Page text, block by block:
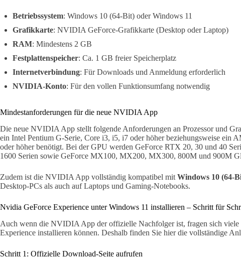
Betriebssystem: Windows 10 (64-Bit) oder Windows 11
Grafikkarte: NVIDIA GeForce-Grafikkarte (Desktop oder Laptop)
RAM: Mindestens 2 GB
Festplattenspeicher: Ca. 1 GB freier Speicherplatz
Internetverbindung: Für Downloads und Anmeldung erforderlich
NVIDIA-Konto: Für den vollen Funktionsumfang notwendig
Mindestanforderungen für die neue NVIDIA App
Die neue NVIDIA App stellt folgende Anforderungen an Prozessor und
ein Intel Pentium G-Serie, Core i3, i5, i7 oder höher beziehungsweise ein
oder höher benötigt. Bei der GPU werden GeForce RTX 20, 30 und 40
1600 Serien sowie GeForce MX100, MX200, MX300, 800M und 900M
Zudem ist die NVIDIA App vollständig kompatibel mit Windows 10 (64-
Desktop-PCs als auch auf Laptops und Gaming-Notebooks.
Nvidia GeForce Experience unter Windows 11 installieren – Schritt für
Auch wenn die NVIDIA App der offizielle Nachfolger ist, fragen sich viele
Experience installieren können. Deshalb finden Sie hier die vollständige
Schritt 1: Offizielle Download-Seite aufrufen